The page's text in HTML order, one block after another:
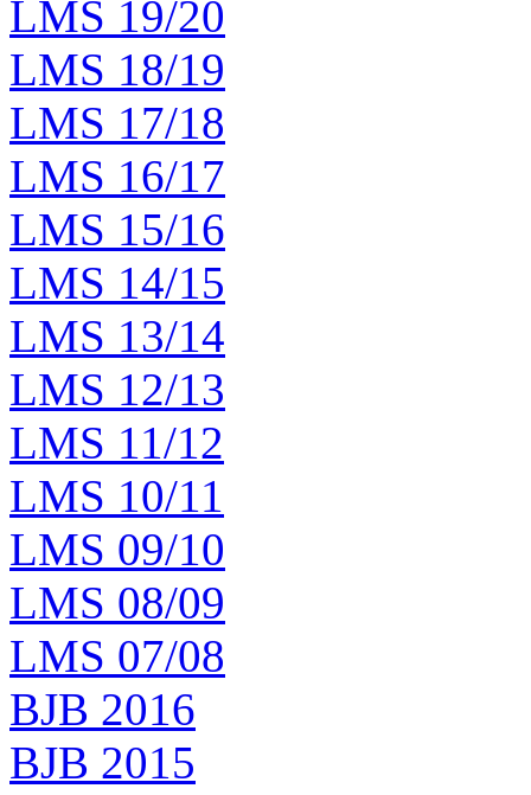
LMS 19/20
LMS 18/19
LMS 17/18
LMS 16/17
LMS 15/16
LMS 14/15
LMS 13/14
LMS 12/13
LMS 11/12
LMS 10/11
LMS 09/10
LMS 08/09
LMS 07/08
BJB 2016
BJB 2015